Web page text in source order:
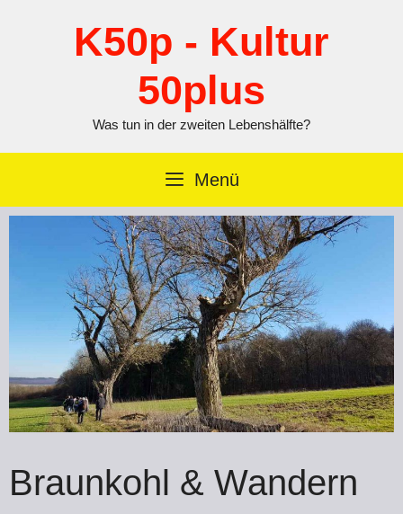
K50p - Kultur
50plus
Was tun in der zweiten Lebenshälfte?
Menü
Braunkohl & Wandern